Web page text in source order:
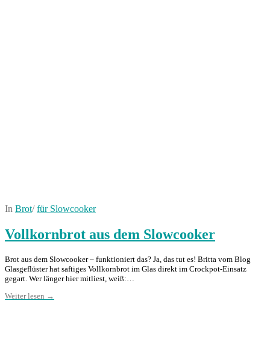
In Brot/ für Slowcooker
Vollkornbrot aus dem Slowcooker
Brot aus dem Slowcooker – funktioniert das? Ja, das tut es! Britta vom Blog
Glasgeflüster hat saftiges Vollkornbrot im Glas direkt im Crockpot-Einsatz
gegart. Wer länger hier mitliest, weiß:…
Weiter lesen →